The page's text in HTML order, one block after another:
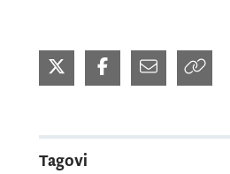
usmjerava da
da sarađujemo,
Tagovi